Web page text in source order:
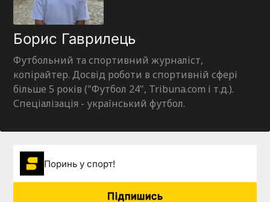
Борис Гаврилець
Футбольний та спортивний журналіст,
копірайтер. Досвід роботи в спортивній сфері
більше 5 років ("Футбол 24", Tribuna.com і т.д.).
Спеціалізація - український футбол.
Поринь у спорт!
Підпишись